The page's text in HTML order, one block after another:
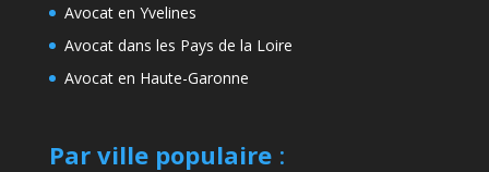
Avocat en Yvelines
Avocat dans les Pays de la Loire
Avocat en Haute-Garonne
Par ville populaire: